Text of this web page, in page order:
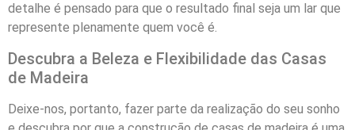
detalhe é pensado para que o resultado final seja um lar que
represente plenamente quem você é.
Descubra a Beleza e Flexibilidade das Casas
de Madeira
Deixe-nos, portanto, fazer parte da realização do seu sonho